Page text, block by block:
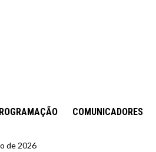
COMUNICADORES
de 2026